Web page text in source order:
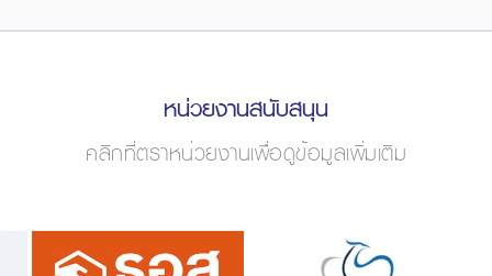
หน่วยงานสนับสนุน
คลิกที่ตราหน่วยงานเพื่อดูข้อมูลเพิ่มเติม